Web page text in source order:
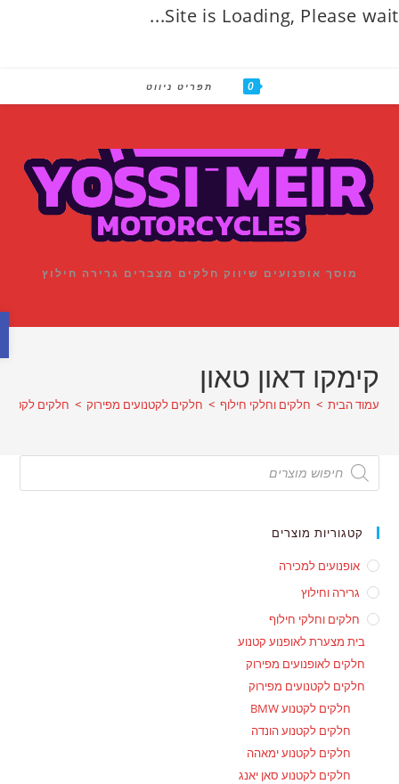
Site is Loading, Please
תפריט ניווט
מוסך אופנועים שיווק חלקים מצברים גרירה חילוץ
קימקו דאון טאון
עמוד הבית > חלקים וחלקי חילוף > חלקים לקטנועים מפירוק > חלקים לקטנוע
Products
search
קטגוריות מוצרים
אופנועים למכירה
גרירה וחילוץ
חלקים וחלקי חילוף
בית מצערת לאופנוע קטנוע
חלקים לאופנועים מפירוק
חלקים לקטנועים מפירוק
חלקים לקטנוע BMW
חלקים לקטנוע הונדה
חלקים לקטנוע ימאהה
חלקים לקטנוע סאן יאנג
פתח סרגל נגישות